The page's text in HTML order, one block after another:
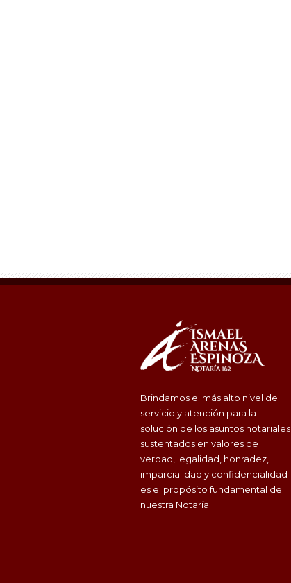
Brindamos el más alto nivel de
servicio y atención para la
solución de los asuntos notariales
sustentados en valores de
verdad, legalidad, honradez,
imparcialidad y confidencialidad
es el propósito fundamental de
nuestra Notaría.